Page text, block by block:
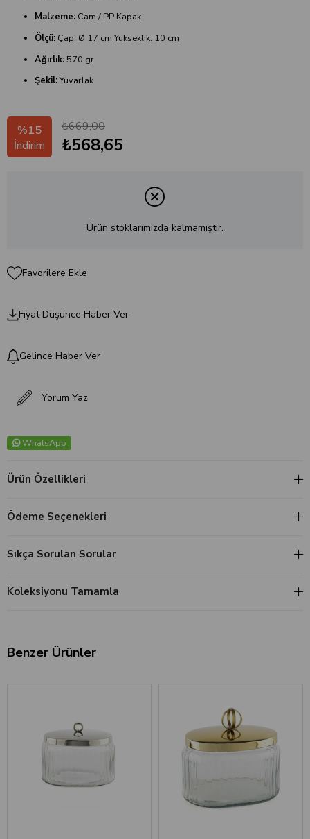
Malzeme: Cam / PP Kapak
Ölçü: Çap: Ø 17 cm Yükseklik: 10 cm
Ağırlık:570 gr
Şekil:Yuvarlak
%15
İndirim
₺669,00
₺568,65
Ürün stoklarımızda kalmamıştır.
Favorilere Ekle
Fiyat Düşünce Haber Ver
Gelince Haber Ver
Yorum Yaz
WhatsApp
Ürün Özellikleri
Ödeme Seçenekleri
Sıkça Sorulan Sorular
Koleksiyonu Tamamla
Benzer Ürünler